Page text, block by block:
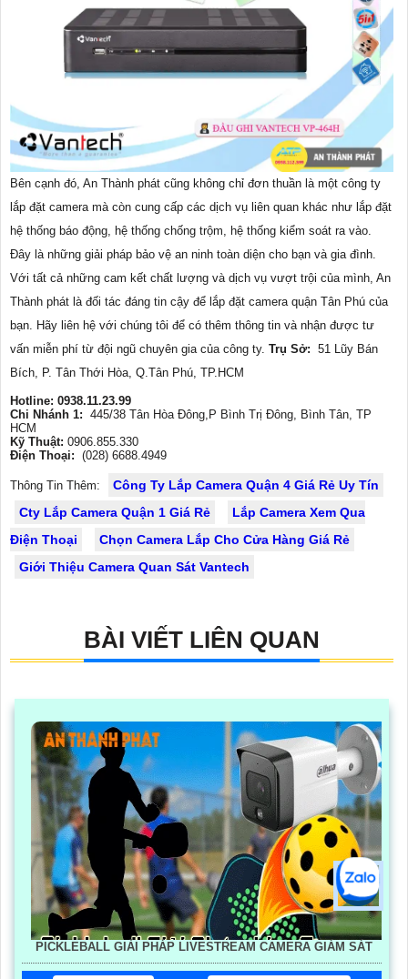
Bên cạnh đó, An Thành phát cũng không chỉ đơn thuần là một công ty
lắp đặt camera mà còn cung cấp các dịch vụ liên quan khác như lắp đặt
hệ thống báo động, hệ thống chống trộm, hệ thống kiểm soát ra vào.
Đây là những giải pháp bảo vệ an ninh toàn diện cho bạn và gia đình.
Với tất cả những cam kết chất lượng và dịch vụ vượt trội của mình, An
Thành phát là đối tác đáng tin cậy để lắp đặt camera quận Tân Phú của
bạn. Hãy liên hệ với chúng tôi để có thêm thông tin và nhận được tư
vấn miễn phí từ đội ngũ chuyên gia của công ty. Trụ Sở: 51 Lũy Bán
Bích, P. Tân Thới Hòa, Q.Tân Phú, TP.HCM
Hotline: 0938.11.23.99
Chi Nhánh 1: 445/38 Tân Hòa Đông,P Bình Trị Đông, Bình Tân, TP
HCM
Kỹ Thuật: 0906.855.330
Điện Thoại: (028) 6688.4949
Thông Tin Thêm:
Công Ty Lắp Camera Quận 4 Giá Rẻ Uy Tín
Cty Lắp Camera Quận 1 Giá Rẻ
Lắp Camera Xem Qua
Điện Thoại
Chọn Camera Lắp Cho Cửa Hàng Giá Rẻ
Giới Thiệu Camera Quan Sát Vantech
BÀI VIẾT LIÊN QUAN
PICKLEBALL GIẢI PHÁP LIVESTREAM CAMERA GIÁM SÁT